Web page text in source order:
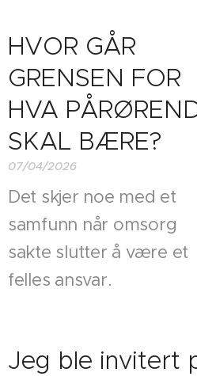
HVOR GÅR
GRENSEN FOR
HVA
SKAL BÆRE?
07/04/2026
Det skjer noe med et
samfunn når omsorg
sakte slutter å være et
felles ansvar.
Jeg ble invitert